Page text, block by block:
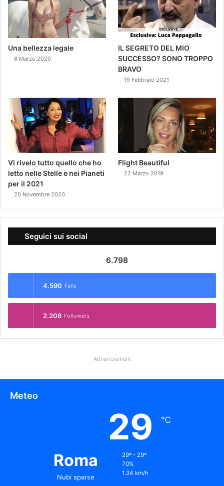
Una bellezza legale
6 Marzo 2020
IL SEGRETO DEL MIO
SUCCESSO? SONO TROPPO
BRAVO
19 Febbraio 2021
Vi rivelo tutto quello che ho
letto nelle Stelle e nei Pianeti
per il 2021
20 Novembre 2020
Flight Beautiful
22 Marzo 2019
Seguici sui social
6.798
4.590 Fans
2.208 Followers
Advertisement
Meteo
Roma
Nubi sparse
29 ℃
29º - 29º
70%
1.34 km/h